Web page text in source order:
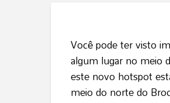
Você pode ter visto
algum lugar no meio
este novo hotspot
meio do norte do